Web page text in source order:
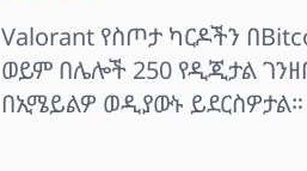
Valorant የስጦታ ካርዶችን
ወይም በሌሎች 250 የዲጂታል
በኢሜይልዎ ወዲያውኑ ይደርስዎታል።